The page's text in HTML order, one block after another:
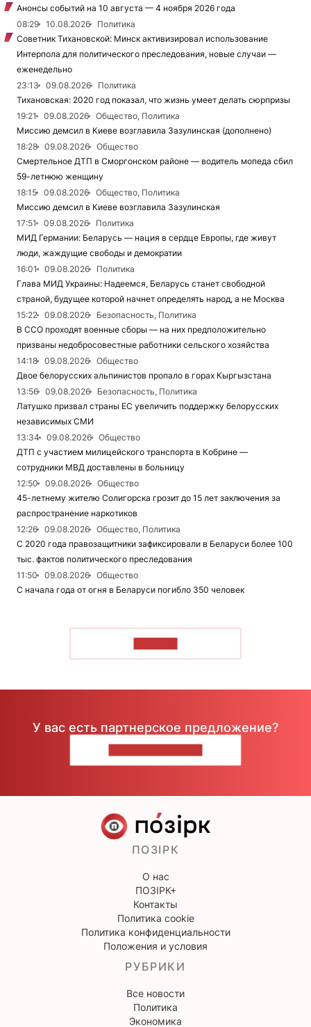
Анонсы событий на 10 августа — 4 ноября 2026 года
08:29
10.08.2026
Политика
Советник Тихановской: Минск активизировал использование
Интерпола для политического преследования, новые случаи —
еженедельно
23:13
09.08.2026
Политика
Тихановская: 2020 год показал, что жизнь умеет делать сюрпризы
19:21
09.08.2026
Общество, Политика
Миссию демсил в Киеве возглавила Зазулинская (дополнено)
18:28
09.08.2026
Общество
Смертельное ДТП в Сморгонском районе — водитель мопеда сбил
59-летнюю женщину
18:15
09.08.2026
Общество, Политика
Миссию демсил в Киеве возглавила Зазулинская
17:51
09.08.2026
Политика
МИД Германии: Беларусь — нация в сердце Европы, где живут
люди, жаждущие свободы и демократии
16:01
09.08.2026
Политика
Глава МИД Украины: Надеемся, Беларусь станет свободной
страной, будущее которой начнет определять народ, а не Москва
15:22
09.08.2026
Безопасность, Политика
В ССО проходят военные сборы — на них предположительно
призваны недобросовестные работники сельского хозяйства
14:18
09.08.2026
Общество
Двое белорусских альпинистов пропало в горах Кыргызстана
13:56
09.08.2026
Безопасность, Политика
Латушко призвал страны ЕС увеличить поддержку белорусских
независимых СМИ
13:34
09.08.2026
Общество
ДТП с участием милицейского транспорта в Кобрине —
сотрудники МВД доставлены в больницу
12:50
09.08.2026
Общество
45-летнему жителю Солигорска грозит до 15 лет заключения за
распространение наркотиков
12:26
09.08.2026
Общество, Политика
С 2020 года правозащитники зафиксировали в Беларуси более 100
тыс. фактов политического преследования
11:50
09.08.2026
Общество
С начала года от огня в Беларуси погибло 350 человек
У вас есть партнерское предложение?
ПОЗІРК
О нас
ПОЗІРК+
Контакты
Политика cookie
Политика конфиденциальности
Положения и условия
РУБРИКИ
Все новости
Политика
Экономика